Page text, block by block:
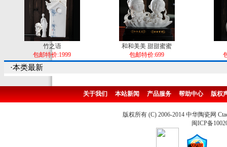
竹之语
包邮特价:1999
和和美美 甜甜蜜蜜
包邮特价:699
·本类最新
关于我们 本站新闻 产品服务 帮助中心 版权
版权所有 (C) 2006-2014 中华陶瓷网
闽ICP备